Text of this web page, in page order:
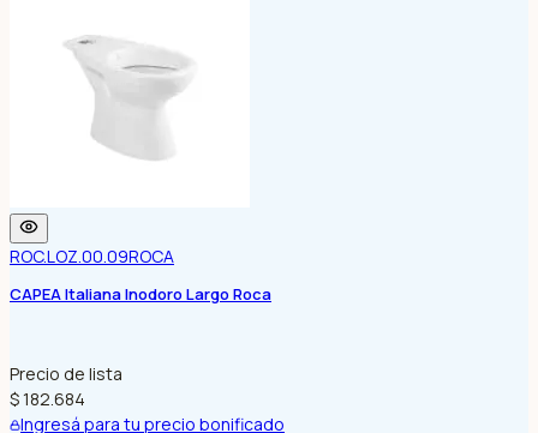
ROC.LOZ.00.09ROCA
CAPEA Italiana Inodoro Largo Roca
Precio de lista
$ 182.684
Ingresá para tu precio bonificado